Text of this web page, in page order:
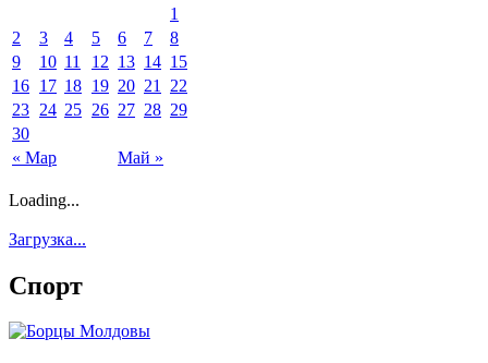
« Мар Май »
1
2
3 4 5 6 7
8
9
10 11 12 13 14 15
16 17 18 19 20 21
22
23 24 25 26 27 28 29
30
Loading...
Загрузка...
Спорт